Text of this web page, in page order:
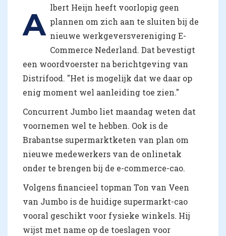
A lbert Heijn heeft voorlopig geen
plannen om zich aan te sluiten bij de
nieuwe werkgeversvereniging E-
Commerce Nederland. Dat bevestigt
een woordvoerster na berichtgeving van
Distrifood. "Het is mogelijk dat we daar op
enig moment wel aanleiding toe zien."
Concurrent Jumbo liet maandag weten dat
voornemen wel te hebben. Ook is de
Brabantse supermarktketen van plan om
nieuwe medewerkers van de onlinetak
onder te brengen bij de e-commerce-cao.
Volgens financieel topman Ton van Veen
van Jumbo is de huidige supermarkt-cao
vooral geschikt voor fysieke winkels. Hij
wijst met name op de toeslagen voor